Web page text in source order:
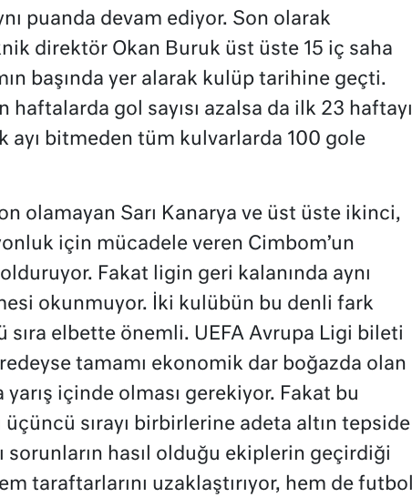
puanda devam ediyor. Son olarak
direktör Okan Buruk üst üste 15 iç saha
başında yer alarak kulüp tarihine geçti.
haftalarda gol sayısı azalsa da ilk 23 haftayı
ayı bitmeden tüm kulvarlarda 100 gole
olamayan Sarı Kanarya ve üst üste ikinci,
için mücadele veren Cimbom’un
Fakat ligin geri kalanında aynı
okunmuyor. İki kulübün bu denli fark
sıra elbette önemli. UEFA Avrupa Ligi bileti
tamamı ekonomik dar boğazda olan
yarış içinde olması gerekiyor. Fakat bu
üçüncü sırayı birbirlerine adeta altın tepside
sorunların hasıl olduğu ekiplerin geçirdiği
taraftarlarını uzaklaştırıyor, hem de futbol